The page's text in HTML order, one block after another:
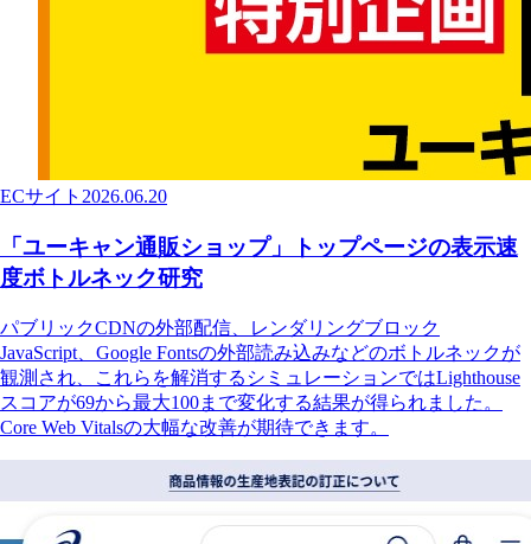
ECサイト 2026.06.20
「ユーキャン通販ショップ」トップページの表示速
度ボトルネック研究
パブリックCDNの外部配信、レンダリングブロック
JavaScript、Google Fontsの外部読み込みなどのボトルネックが
観測され、これらを解消するシミュレーションではLighthouse
スコアが69から最大100まで変化する結果が得られました。
Core Web Vitalsの大幅な改善が期待できます。